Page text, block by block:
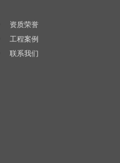
资质荣誉
工程案例
联系我们